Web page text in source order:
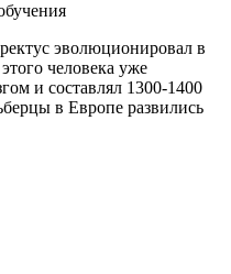
эволюционировал в
человека уже
и составлял 1300-1400
в Европе развились